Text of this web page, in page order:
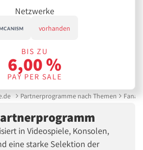
Netzwerke
vorhanden
BIS ZU
6,00 %
PAY PER SALE
Partnerprogramme nach Themen
in Videospiele, Konsolen,
eine starke Selektion der